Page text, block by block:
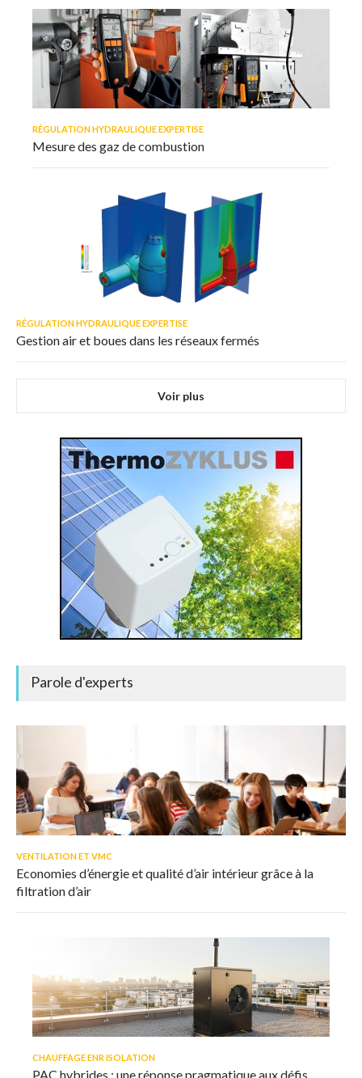
RÉGULATION HYDRAULIQUE EXPERTISE
Mesure des gaz de combustion
RÉGULATION HYDRAULIQUE EXPERTISE
Gestion air et boues dans les réseaux fermés
Voir plus
Parole d'experts
VENTILATION ET VMC
Economies d’énergie et qualité d’air intérieur grâce à la
filtration d’air
CHAUFFAGE ENR ISOLATION
PAC hybrides : une réponse pragmatique aux défis